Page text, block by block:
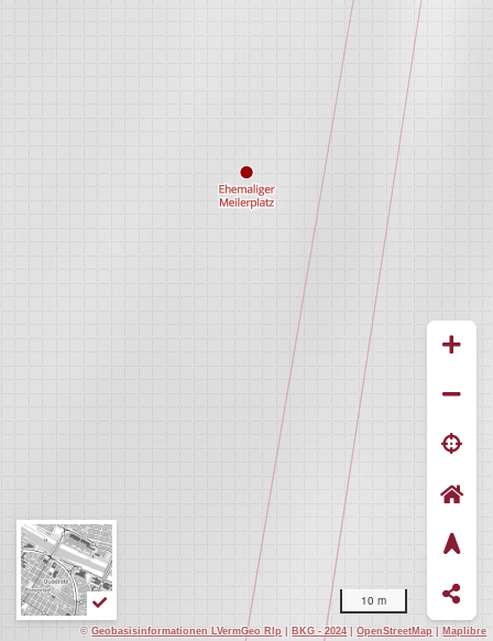
10 m
©Geobasisinformationen LVermGeo Rlp |BKG - 2024|OpenStreetMap|Maplibre